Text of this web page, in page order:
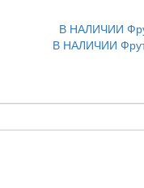
В НАЛИЧИИ